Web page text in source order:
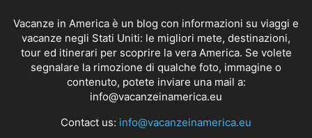
Vacanze in America è un blog con informazioni su viaggi e
vacanze negli Stati Uniti: le migliori mete, destinazioni,
tour ed itinerari per scoprire la vera America. Se volete
segnalare la rimozione di qualche foto, immagine o
contenuto, potete inviare una mail a:
info@vacanzeinamerica.eu
Contact us: info@vacanzeinamerica.eu